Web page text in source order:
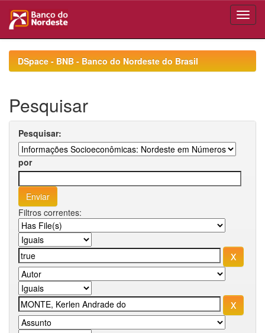
navigationDSpace - BNB - Banco do Nordeste do Brasil
Pesquisar
Pesquisar:
por
Filtros correntes: